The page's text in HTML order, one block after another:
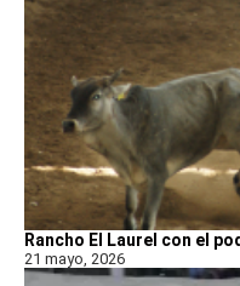
Rancho El Laurel con el
21 mayo, 2026